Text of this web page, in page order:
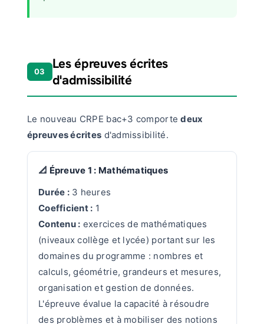
03
Les épreuves écrites
d'admissibilité
Le nouveau CRPE bac+3 comportedeux
épreuves écrites d'admissibilité.
📐 Épreuve 1 : Mathématiques
Durée :3 heures
Coefficient : 1
Contenu : exercices de mathématiques
(niveaux collège et lycée) portant sur les
domaines du programme : nombres et
calculs, géométrie, grandeurs et mesures,
organisation et gestion de données.
L'épreuve évalue la capacité à résoudre
des problèmes et à mobiliser des notions